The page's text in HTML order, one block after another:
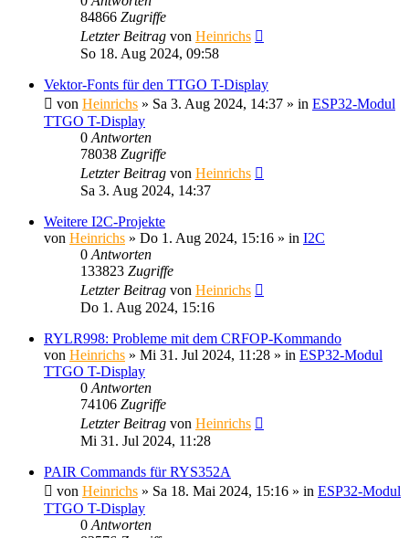
84866 Zugriffe
Letzter Beitrag von Heinrichs
So 18. Aug 2024, 09:58
Vektor-Fonts für den TTGO T-Display
von Heinrichs » Sa 3. Aug 2024, 14:37 » in ESP32-Modul
TTGO T-Display
0 Antworten
78038 Zugriffe
Letzter Beitrag von Heinrichs
Sa 3. Aug 2024, 14:37
Weitere I2C-Projekte
von Heinrichs » Do 1. Aug 2024, 15:16 » in I2C
0 Antworten
133823 Zugriffe
Letzter Beitrag von Heinrichs
Do 1. Aug 2024, 15:16
RYLR998: Probleme mit dem CRFOP-Kommando
von Heinrichs » Mi 31. Jul 2024, 11:28 » in ESP32-Modul
TTGO T-Display
0 Antworten
74106 Zugriffe
Letzter Beitrag von Heinrichs
Mi 31. Jul 2024, 11:28
PAIR Commands für RYS352A
von Heinrichs » Sa 18. Mai 2024, 15:16 » in ESP32-Modul
TTGO T-Display
0 Antworten